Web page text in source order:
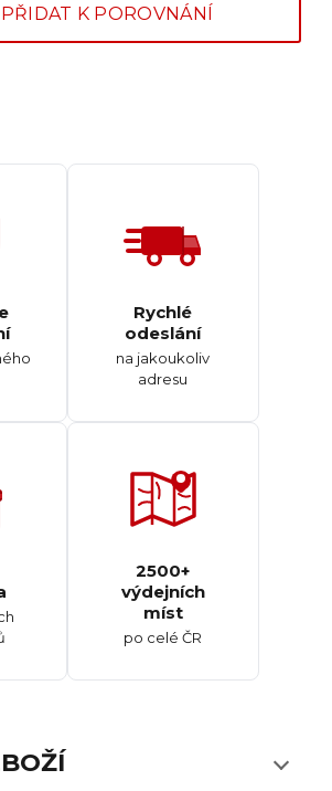
PŘIDAT K POROVNÁNÍ
Rychlé
odeslání
na jakoukoliv
adresu
2500+
výdejních
míst
po celé ČR